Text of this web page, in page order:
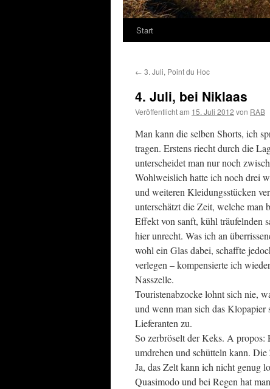
Start
← 3. Juli, Point du Hoc
4. Juli, bei Niklaas
Veröffentlicht am 15. Juli 2012 von RAB
Man kann die selben Shorts, ich
tragen. Erstens riecht durch die
unterscheidet man nur noch
Wohlweislich hatte ich noch drei
und weiteren Kleidungsstücken
unterschätzt die Zeit, welche man
Effekt von sanft, kühl träufelnden
hier unrecht. Was ich an
wohl ein Glas dabei, schaffte
verlegen – kompensierte ich
Nasszelle.
Touristenabzocke lohnt sich nie,
und wenn man sich das Klopapier
Lieferanten zu.
So zerbröselt der Keks. A
umdrehen und schütteln kann.
Ja, das Zelt kann ich nicht genug
Quasimodo und bei Regen hat